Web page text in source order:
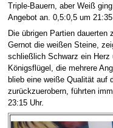
Triple-Bauern, aber Weiß
Angebot an. 0,5:0,5 um 21:35
Die übrigen Partien dauerten
Gernot die weißen Steine,
schließlich Schwarz ein Herz
Königsflügel, die mehrere
blieb eine weiße Qualität auf
zurückzuerobern, führten
23:15 Uhr.